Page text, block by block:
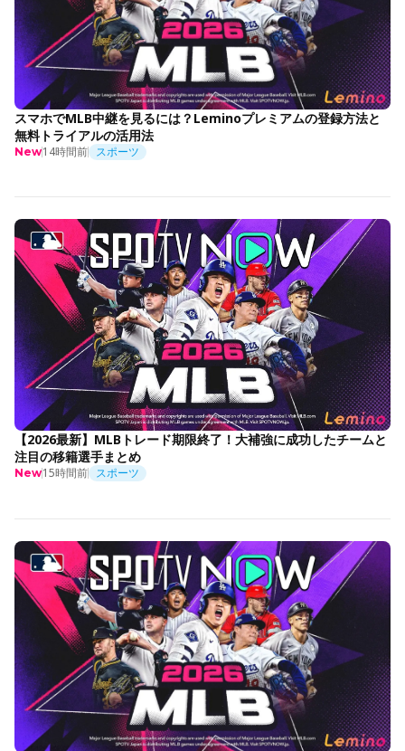
スマホでMLB中継を見るには？Leminoプレミアムの登録方法と
無料トライアルの活用法
New14時間前 スポーツ
【2026最新】MLBトレード期限終了！大補強に成功したチームと
注目の移籍選手まとめ
New15時間前 スポーツ